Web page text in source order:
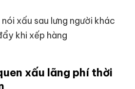
xấu sau lưng người khác
khi xếp hàng
xấu lãng phí thời